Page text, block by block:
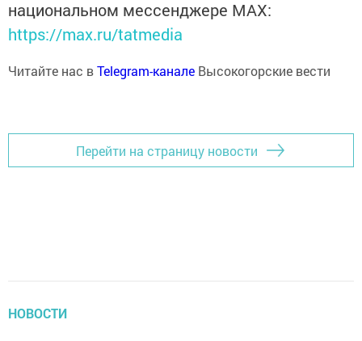
национальном мессенджере MАХ:
https://max.ru/tatmedia
Читайте нас вTelegram-канале Высокогорские вести
Перейти на страницу новости
НОВОСТИ